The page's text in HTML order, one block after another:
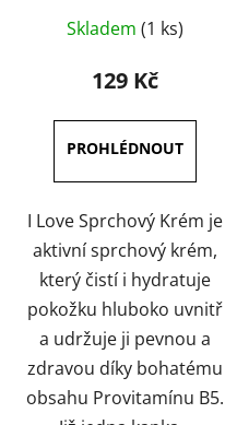
Skladem (1 ks)
129 Kč
I Love Sprchový Krém je
aktivní sprchový krém,
který čistí i hydratuje
pokožku hluboko uvnitř
a udržuje ji pevnou a
zdravou díky bohatému
obsahu Provitamínu B5.